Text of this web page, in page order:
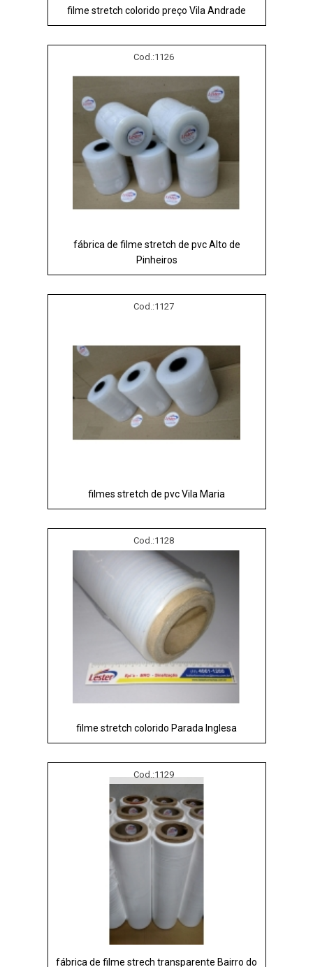
filme stretch colorido preço Vila Andrade
Cod.:1126
fábrica de filme stretch de pvc Alto de
Pinheiros
Cod.:1127
filmes stretch de pvc Vila Maria
Cod.:1128
filme stretch colorido Parada Inglesa
Cod.:1129
fábrica de filme strech transparente Bairro do